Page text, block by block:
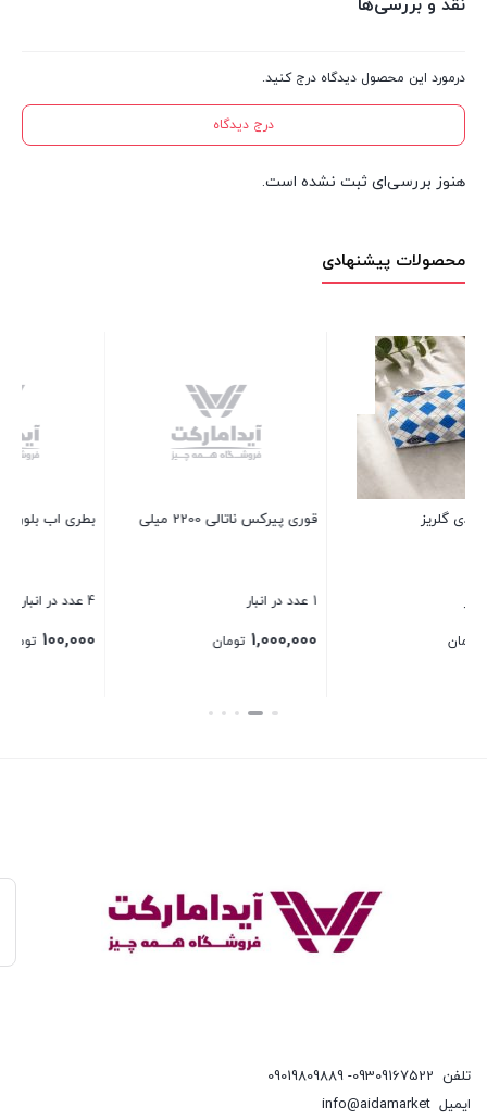
نقد و بررسی‌ها
درمورد این محصول دیدگاه درج کنید.
درج دیدگاه
هنوز بررسی‌ای ثبت نشده است.
محصولات پیشنهادی
بطری اب بلوری
تومان
آبکش استيل يونيک سايز 26
تومان
تلفن 09309167522- 09019809889
ایمیل info@aidamarket